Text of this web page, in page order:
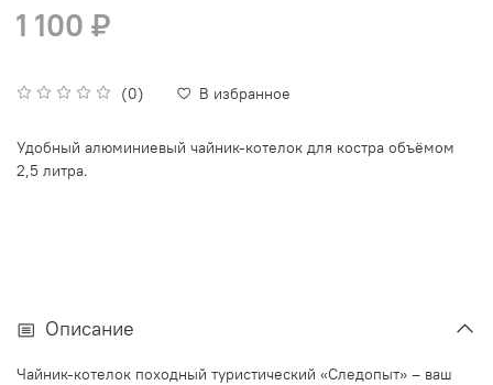
(0) В избранное
1 100 ₽
Удобный алюминиевый чайник-котелок для костра объёмом
2,5 литра.
Описание
Чайник-котелок походный туристический «Следопыт» – ваш